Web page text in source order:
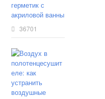
герметик с
акриловой ванны
36701